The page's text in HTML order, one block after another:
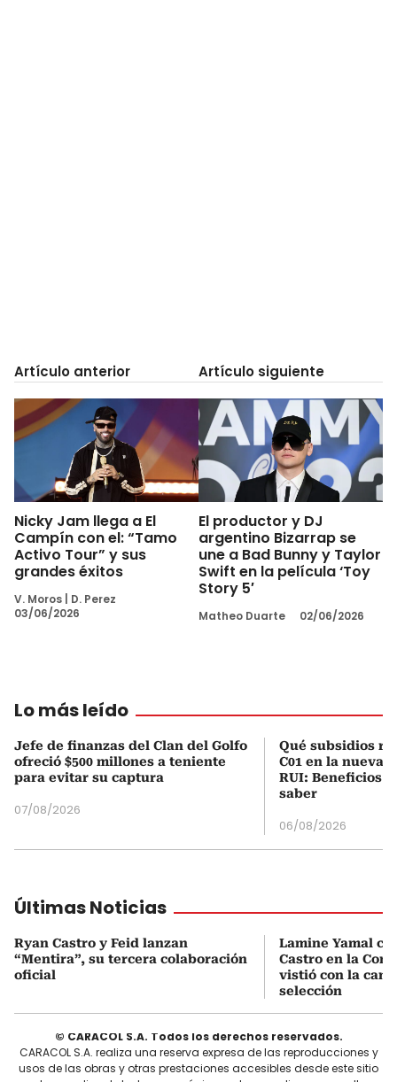
Artículo anterior
Nicky Jam llega a El
Campín con el: “Tamo
Activo Tour” y sus
grandes éxitos
V. Moros
D. Perez
03/06/2026
Artículo siguiente
El productor y DJ
argentino Bizarrap se
une a Bad Bunny y Taylor
Swift en la película ‘Toy
Story 5′
Matheo Duarte 02/06/2026
Lo más leído
Jefe de finanzas del Clan del Golfo
ofreció $500 millones a teniente
para evitar su captura
07/08/2026
Qué subsidios
C01 en la nueva
RUI: Beneficios
saber
06/08/2026
Últimas Noticias
Ryan Castro y Feid lanzan
“Mentira”, su tercera colaboración
oficial
Lamine Yamal
Castro en la
vistió con la
selección
© CARACOL S.A. Todos los derechos reservados.
CARACOL S.A. realiza una reserva expresa de las reproducciones y
usos de las obras y otras prestaciones accesibles desde este sitio